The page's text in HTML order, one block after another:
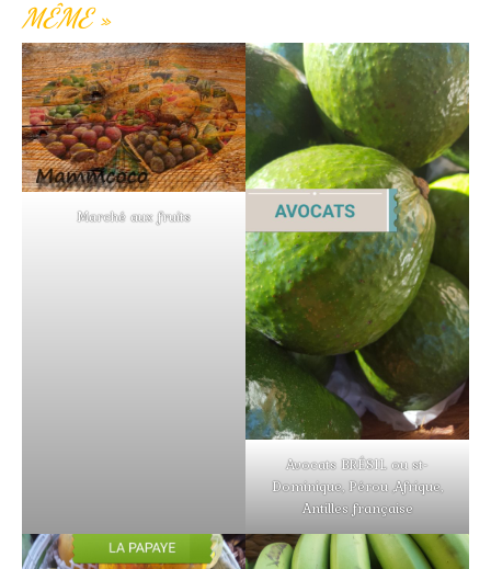
MÊME »
Marché aux fruits
Avocats BRÉSIL ou st-
Dominique, Pérou ,Afrique,
Antilles française